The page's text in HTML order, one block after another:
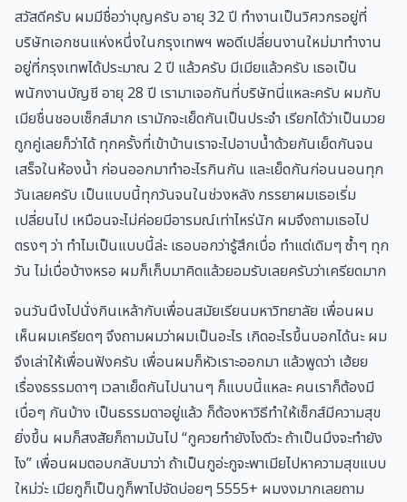
สวัสดีครับ ผมมีชื่อว่าบุญครับ อายุ 32 ปี ทำงานเป็นวิศวกรอยู่ที่
บริษัทเอกชนแห่งหนึ่งในกรุงเทพฯ พอดีเปลี่ยนงานใหม่มาทำงาน
อยู่ที่กรุงเทพได้ประมาณ 2 ปี แล้วครับ มีเมียแล้วครับ เธอเป็น
พนักงานบัญชี อายุ 28 ปี เรามาเจอกันที่บริษัทนี่แหละครับ ผมกับ
เมียชื่นชอบเซ็กส์มาก เรามักจะเย็ดกันเป็นประจำ เรียกได้ว่าเป็นมวย
ถูกคู่เลยก็ว่าได้ ทุกครั้งที่เข้าบ้านเราจะไปอาบน้ำด้วยกันเย็ดกันจน
เสร็จในห้องน้ำ ก่อนออกมาทำอะไรกินกัน และเย็ดกันก่อนนอนทุก
วันเลยครับ เป็นแบบนี้ทุกวันจนในช่วงหลัง ภรรยาผมเธอเริ่ม
เปลี่ยนไป เหมือนจะไม่ค่อยมีอารมณ์เท่าไหร่นัก ผมจึงถามเธอไป
ตรงๆ ว่า ทำไมเป็นแบบนี้ล่ะ เธอบอกว่ารู้สึกเบื่อ ทำแต่เดิมๆ ซ้ำๆ ทุก
วัน ไม่เบื่อบ้างหรอ ผมก็เก็บมาคิดแล้วยอมรับเลยครับว่าเครียดมาก
จนวันนึงไปนั่งกินเหล้ากับเพื่อนสมัยเรียนมหาวิทยาลัย เพื่อนผม
เห็นผมเครียดๆ จึงถามผมว่าผมเป็นอะไร เกิดอะไรขึ้นบอกได้นะ ผม
จึงเล่าให้เพื่อนฟังครับ เพื่อนผมก็หัวเราะออกมา แล้วพูดว่า เฮ้ยย
เรื่องธรรมดาๆ เวลาเย็ดกันไปนานๆ ก็แบบนี้แหละ คนเราก็ต้องมี
เบื่อๆ กันบ้าง เป็นธรรมดาอยู่แล้ว ก็ต้องหาวิธีทำให้เซ็กส์มีความสุข
ยิ่งขึ้น ผมก็สงสัยก็ถามมันไป “กูควยทำยังไงดีวะ ถ้าเป็นมึงจะทำยัง
ไง” เพื่อนผมตอบกลับมาว่า ถ้าเป็นกูอ่ะกูจะพาเมียไปหาความสุขแบบ
ใหม่ว่ะ เมียกูก็เป็นกูก็พาไปจัดบ่อยๆ 5555+ ผมงงมากเลยถาม